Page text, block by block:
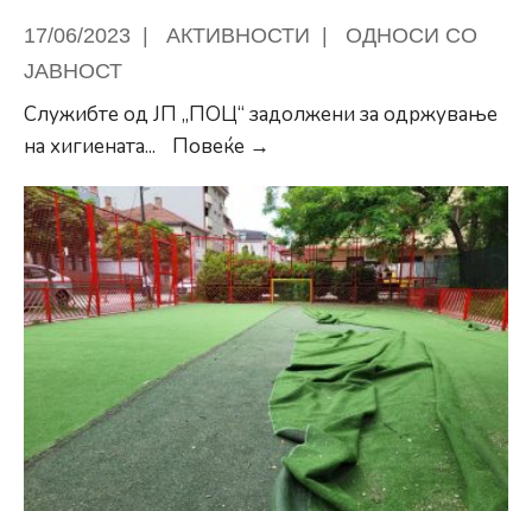
17/06/2023 | АКТИВНОСТИ |
ОДНОСИ СО
ЈАВНОСТ
Служибте од ЈП „ПОЦ“ задолжени за одржување
на хигиената... Повеќе →
акцијата
за
пролетно
чистење
на
паркиралиштата
во
Центар